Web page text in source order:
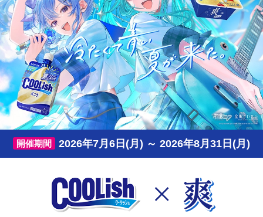
開催期間 2026年7月6日(月) ～ 2026年8月31日(月)